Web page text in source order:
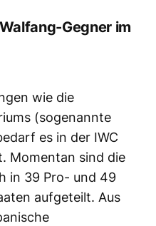
Gegner im
wie die
(sogenannte
es in der IWC
Momentan sind die
in 39 Pro- und 49
aufgeteilt. Aus